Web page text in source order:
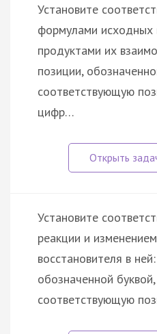
Установите
формулами исходных
продуктами их
позиции,
соответствующую
цифр…
Установите
реакции и
восстановителя в
обозначенной
соответствующую